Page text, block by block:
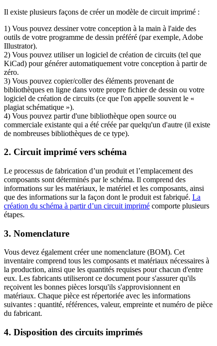
Il existe plusieurs façons de créer un modèle de circuit imprimé :
1) Vous pouvez dessiner votre conception à la main à l'aide des
outils de votre programme de dessin préféré (par exemple, Adobe
Illustrator).
2) Vous pouvez utiliser un logiciel de création de circuits (tel que
KiCad) pour générer automatiquement votre conception à partir de
zéro.
3) Vous pouvez copier/coller des éléments provenant de
bibliothèques en ligne dans votre propre fichier de dessin ou votre
logiciel de création de circuits (ce que l'on appelle souvent le «
plagiat schématique »).
4) Vous pouvez partir d'une bibliothèque open source ou
commerciale existante qui a été créée par quelqu'un d'autre (il existe
de nombreuses bibliothèques de ce type).
2. Circuit imprimé vers schéma
Le processus de fabrication d’un produit et l’emplacement des
composants sont déterminés par le schéma. Il comprend des
informations sur les matériaux, le matériel et les composants, ainsi
que des informations sur la façon dont le produit est fabriqué. La
création du schéma à partir d’un circuit imprimé comporte plusieurs
étapes.
3. Nomenclature
Vous devez également créer une nomenclature (BOM). Cet
inventaire comprend tous les composants et matériaux nécessaires à
la production, ainsi que les quantités requises pour chacun d'entre
eux. Les fabricants utiliseront ce document pour s'assurer qu'ils
reçoivent les bonnes pièces lorsqu'ils s'approvisionnent en
matériaux. Chaque pièce est répertoriée avec les informations
suivantes : quantité, références, valeur, empreinte et numéro de pièce
du fabricant.
4. Disposition des circuits imprimés